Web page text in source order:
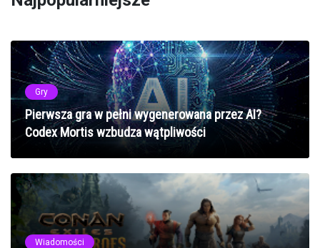
Gry
Pierwsza gra w pełni wygenerowana przez AI?
Codex Mortis wzbudza wątpliwości
Wiadomości